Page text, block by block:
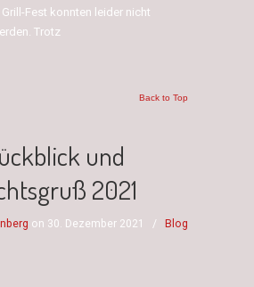
Fest konnten leider nicht
Trotz
Back to Top
und
2021
on 30. Dezember 2021 / Blog